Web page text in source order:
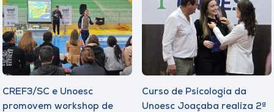
CREF3/SC e Unoesc
promovem workshop de
Curso de Psicologia da
Unoesc Joaçaba realiza 2ª